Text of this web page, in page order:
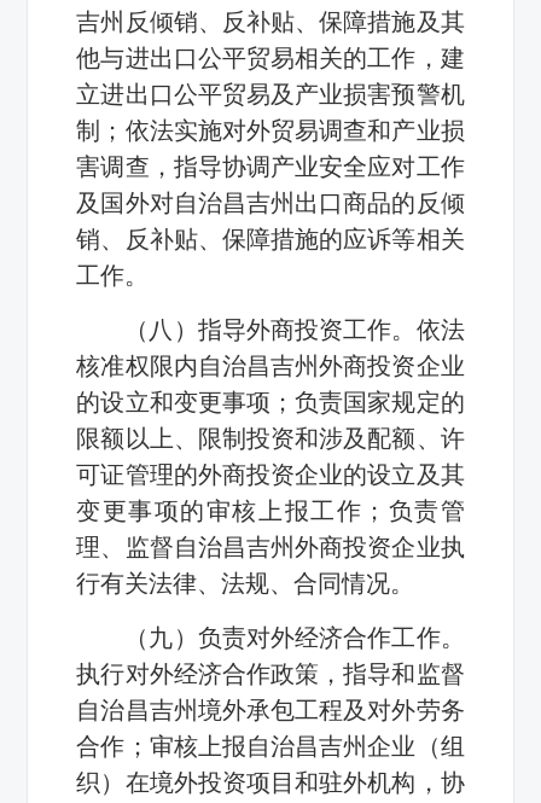
吉州反倾销、反补贴、保障措施及其
他与进出口公平贸易相关的工作，建
立进出口公平贸易及产业损害预警机
制；依法实施对外贸易调查和产业损
害调查，指导协调产业安全应对工作
及国外对自治昌吉州出口商品的反倾
销、反补贴、保障措施的应诉等相关
工作。
（八）指导外商投资工作。依法
核准权限内自治昌吉州外商投资企业
的设立和变更事项；负责国家规定的
限额以上、限制投资和涉及配额、许
可证管理的外商投资企业的设立及其
变更事项的审核上报工作；负责管
理、监督自治昌吉州外商投资企业执
行有关法律、法规、合同情况。
（九）负责对外经济合作工作。
执行对外经济合作政策，指导和监督
自治昌吉州境外承包工程及对外劳务
合作；审核上报自治昌吉州企业（组
织）在境外投资项目和驻外机构，协